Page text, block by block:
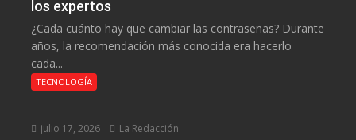
los expertos
¿Cada cuánto hay que cambiar las contraseñas? Durante
años, la recomendación más conocida era hacerlo
cada...
TECNOLOGÍA
julio 17, 2026 La Redacción